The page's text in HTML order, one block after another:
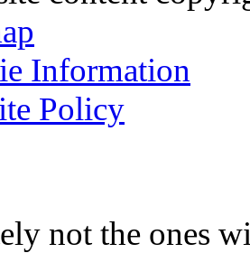
Information
Policy
not the ones